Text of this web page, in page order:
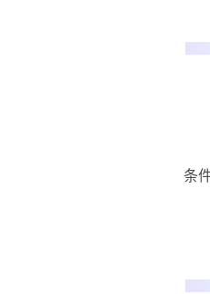
十
-
-
条
-
十